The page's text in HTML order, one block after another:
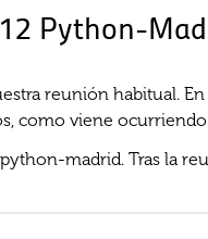
Python-
reunión habitual.
como viene
madrid. Tras la